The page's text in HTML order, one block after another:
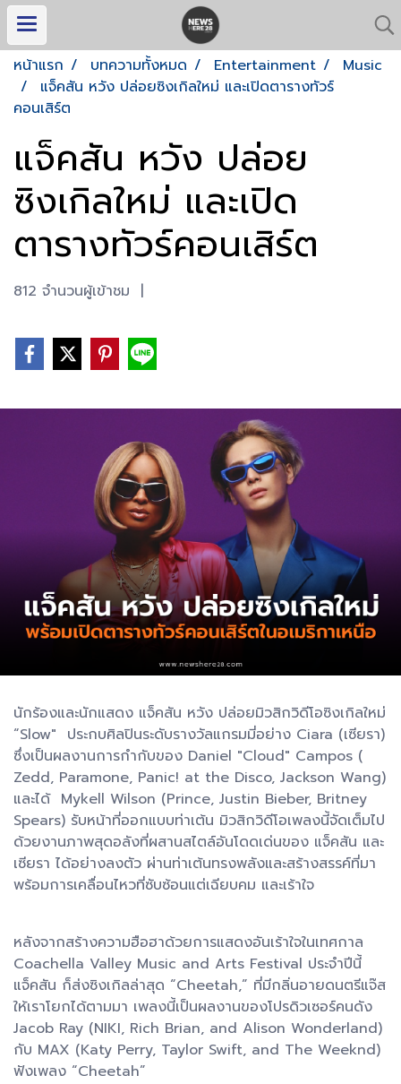
หน้าแรก บทความทั้งหมด Entertainment
Music
แจ็คสัน หวัง ปล่อยซิงเกิลใหม่ และเปิดตารางทัวร์
คอนเสิร์ต
แจ็คสัน หวัง ปล่อย
ซิงเกิลใหม่ และเปิด
ตารางทัวร์คอนเสิร์ต
812 จำนวนผู้เข้าชม |
นักร้องและนักแสดง แจ็คสัน หวัง ปล่อยมิวสิกวิดีโอซิงเกิลใหม่
“Slow" ประกบศิลปินระดับรางวัลแกรมมี่อย่าง Ciara (เซียรา)
ซึ่งเป็นผลงานการกำกับของ Daniel "Cloud" Campos (
Zedd, Paramone, Panic! at the Disco, Jackson Wang)
และได้ Mykell Wilson (Prince, Justin Bieber, Britney
Spears) รับหน้าที่ออกแบบท่าเต้น มิวสิกวิดีโอเพลงนี้จัดเต็มไป
ด้วยงานภาพสุดอลังที่ผสานสไตล์อันโดดเด่นของ แจ็คสัน และ
เซียรา ได้อย่างลงตัว ผ่านท่าเต้นทรงพลังและสร้างสรรค์ที่มา
พร้อมการเคลื่อนไหวที่ซับซ้อนแต่เฉียบคม และเร้าใจ
หลังจากสร้างความฮือฮาด้วยการแสดงอันเร้าใจในเทศกาล
Coachella Valley Music and Arts Festival ประจำปีนี้
แจ็คสัน ก็ส่งซิงเกิลล่าสุด “Cheetah,” ที่มีกลิ่นอายดนตรีแจ๊ส
ให้เราโยกได้ตามมา เพลงนี้เป็นผลงานของโปรดิวเซอร์คนดัง
Jacob Ray (NIKI, Rich Brian, and Alison Wonderland)
กับ MAX (Katy Perry, Taylor Swift, and The Weeknd)
ฟังเพลง “Cheetah”